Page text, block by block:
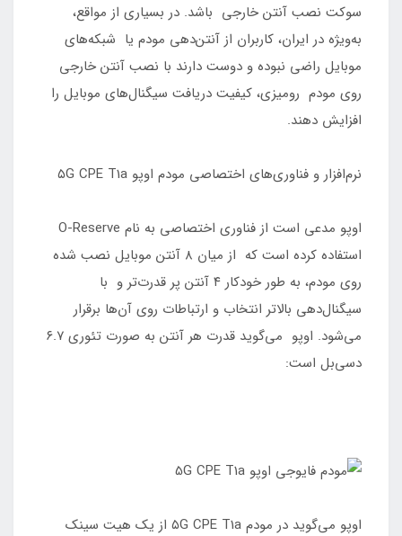
سوکت نصب آنتن خارجی باشد. در بسیاری از مواقع،
به‌ویژه در ایران، کاربران از آنتن‌دهی مودم یا شبکه‌های
موبایل راضی نبوده و دوست دارند با نصب آنتن خارجی
روی مودم رومیزی، کیفیت دریافت سیگنال‌های موبایل را
افزایش دهند.
نرم‌افزار و فناوری‌های اختصاصی مودم اوپو ۵G CPE T1a
اوپو مدعی است از فناوری اختصاصی به نام O-Reserve
استفاده کرده است که از میان ۸ آنتن موبایل نصب شده
روی مودم، به طور خودکار ۴ آنتن پر قدرت‌تر و با
سیگنال‌دهی بالاتر انتخاب و ارتباطات روی آن‌ها برقرار
می‌شود. اوپو می‌گوید قدرت هر آنتن به صورت تئوری ۶.۷
دسی‌بل است:
اوپو می‌گوید در مودم ۵G CPE T1a از یک هیت سینک